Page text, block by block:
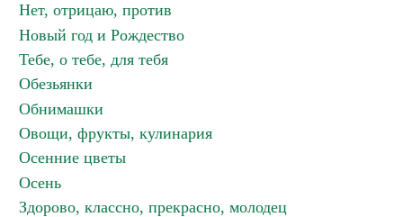
Нет, отрицаю, против
Новый год и Рождество
Тебе, о тебе, для тебя
Обезьянки
Обнимашки
Овощи, фрукты, кулинария
Осенние цветы
Осень
Здорово, классно, прекрасно, молодец